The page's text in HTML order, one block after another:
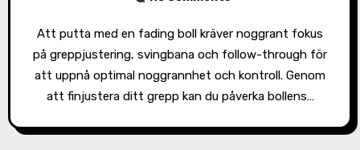
Att putta med en fading boll kräver noggrant fokus
på greppjustering, svingbana och follow-through för
att uppnå optimal noggrannhet och kontroll. Genom
att finjustera ditt grepp kan du påverka bollens…